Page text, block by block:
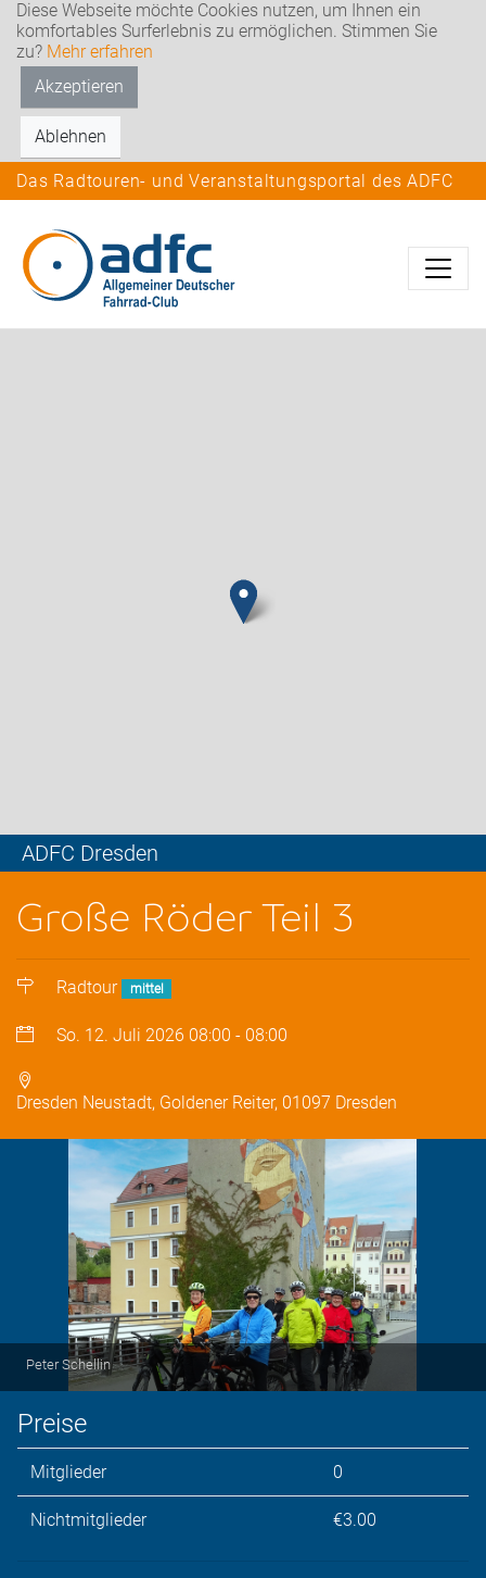
Diese Webseite möchte Cookies nutzen, um Ihnen ein
komfortables Surferlebnis zu ermöglichen. Stimmen Sie
zu? Mehr erfahren
Akzeptieren
Ablehnen
Das Radtouren- und Veranstaltungsportal des ADFC
ADFC Dresden
Große Röder Teil 3
Radtour mittel
So. 12. Juli 2026 08:00 - 08:00
Dresden Neustadt, Goldener Reiter, 01097 Dresden
Peter Schellin
Preise
Mitglieder 0
Nichtmitglieder €3.00